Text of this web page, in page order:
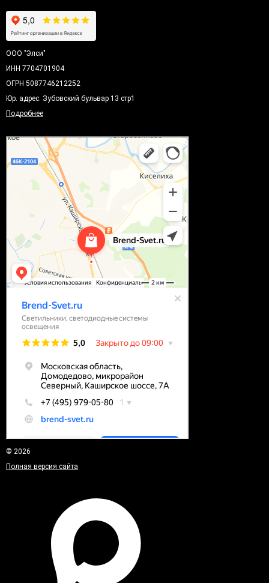
ООО "Элси"
ИНН 7704701904
ОГРН 5087746212252
Юр. адрес: Зубовский бульвар 13 стр1
Подробнее
© 2026
Полная версия сайта